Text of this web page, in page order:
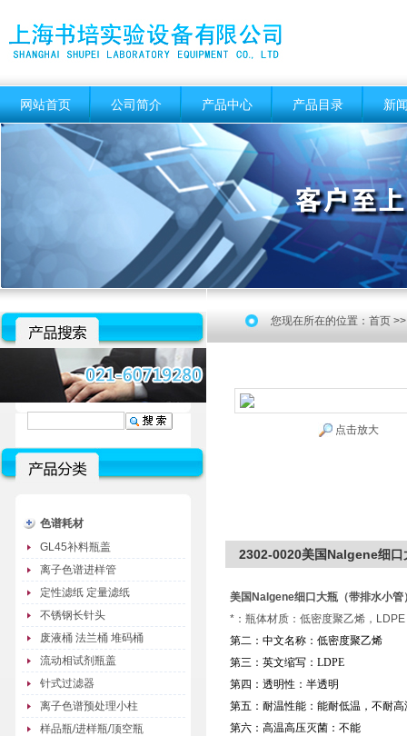
网站首页 公司简介 产品中心 产品目录 新
色谱耗材
GL45补料瓶盖
离子色谱进样管
定性滤纸 定量滤纸
不锈钢长针头
废液桶 法兰桶 堆码桶
流动相试剂瓶盖
针式过滤器
离子色谱预处理小柱
样品瓶/进样瓶/顶空瓶
您现在所在的位置： 首页
点击放大
2302-0020美国Nalgene细
美国Nalgene细口大瓶（带排水小
*：瓶体材质：低密度聚乙烯，
第二：中文名称：低密度聚乙烯
第三：英文缩写：LDPE
第四：透明性：半透明
第五：耐温性能：能耐低温，不耐高
第六：高温高压灭菌：不能